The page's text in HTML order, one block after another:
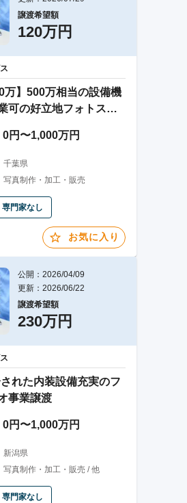
譲渡希望額
120万円
万】500万相当の設備機
可の好立地フォトスタ
0円〜1,000万円
千葉県
写真制作・加工・販売
専門家なし
お気に入り
公開：2026/04/09
更新：2026/06/22
譲渡希望額
230万円
れた内装設備充実のフ
事業譲渡
0円〜1,000万円
新潟県
写真制作・加工・販売 / 他
専門家なし